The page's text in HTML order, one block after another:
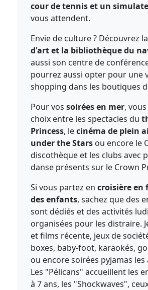
cour de tennis et un
vous attendent.
Envie de culture ? Découvrez
d'art et la bibliothèque du
aussi son centre de
pourrez aussi opter pour une
shopping dans les boutiques
Pour vossoirées en mer,
choix entre les spectacles du
Princess, lecinéma de plein
under the Stars ou encore le
discothèque et les clubs avec
danse présents sur le Crown
Si vous partez encroisière en
des enfants, sachez que des
sont dédiés et des activités
organisées pour les distraire.
et films récente, jeux de
boxes, baby-foot, karaokés,
ou encore soirées pyjamas
Les "Pélicans" accueillent les
à 7 ans, les "Shockwaves",